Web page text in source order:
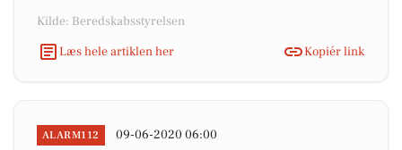
Kilde: Beredskabsstyrelsen
Læs hele artiklen her
Kopiér link
ALARM112 09-06-2020 06:00